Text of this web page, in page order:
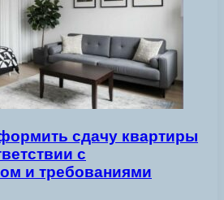
сдачу квартиры
с
и требованиями